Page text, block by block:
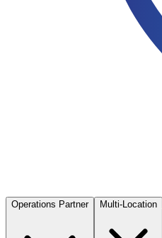
Operations Partner Multi-Location